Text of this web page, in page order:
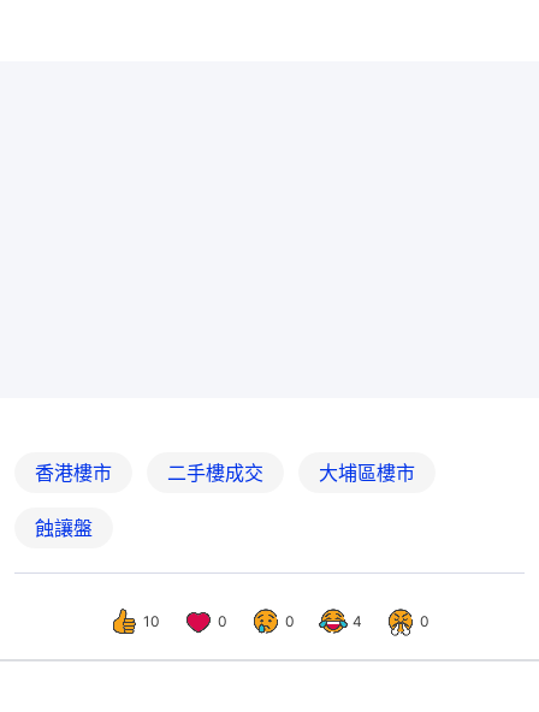
香港樓市 二手樓成交 大埔區樓市
蝕讓盤
10 0 0 4 0